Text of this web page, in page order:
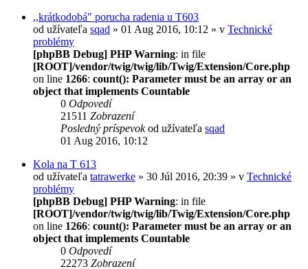
,,krátkodobá" porucha radenia u T603
od užívateľa sqad » 01 Aug 2016, 10:12 » v Technické
problémy
[phpBB Debug] PHP Warning: in file
[ROOT]/vendor/twig/twig/lib/Twig/Extension/Core.php
on line 1266: count(): Parameter must be an array or an
object that implements Countable
0 Odpovedí
21511 Zobrazení
Posledný príspevokod užívateľa sqad
01 Aug 2016, 10:12
Kola na T 613
od užívateľa tatrawerke » 30 Júl 2016, 20:39 » v Technické
problémy
[phpBB Debug] PHP Warning: in file
[ROOT]/vendor/twig/twig/lib/Twig/Extension/Core.php
on line 1266: count(): Parameter must be an array or an
object that implements Countable
0 Odpovedí
22273 Zobrazení